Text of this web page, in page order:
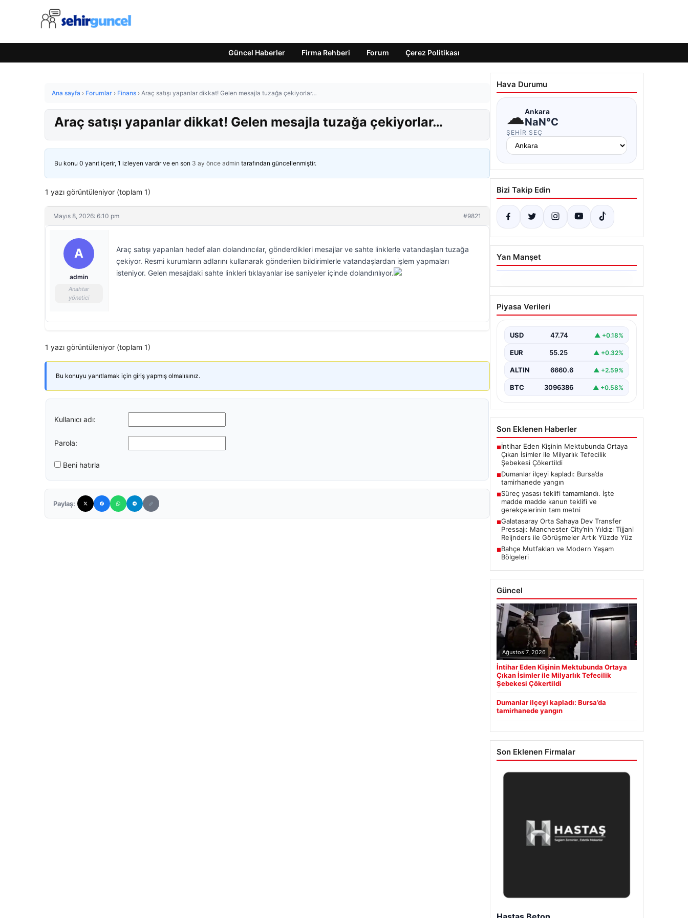
Güncel Haberler Firma Rehberi Forum Çerez Politikası
Ana sayfa › Forumlar › Finans › Araç satışı yapanlar dikkat! Gelen mesajla tuzağa çekiyorlar…
Araç satışı yapanlar dikkat! Gelen mesajla tuzağa çekiyorlar…
Bu konu 0 yanıt içerir, 1 izleyen vardır ve en son 3 ay önce admin tarafından güncellenmiştir.
1 yazı görüntüleniyor (toplam 1)
Mayıs 8, 2026: 6:10 pm #9821
A
admin
Anahtar
yönetici
Araç satışı yapanları hedef alan dolandırıcılar, gönderdikleri mesajlar ve sahte linklerle vatandaşları tuzağa
çekiyor. Resmi kurumların adlarını kullanarak gönderilen bildirimlerle vatandaşlardan işlem yapmaları
isteniyor. Gelen mesajdaki sahte linkleri tıklayanlar ise saniyeler içinde dolandırılıyor.
1 yazı görüntüleniyor (toplam 1)
Bu konuyu yanıtlamak için giriş yapmış olmalısınız.
Kullanıcı adı:
Parola:
Beni hatırla
Paylaş:
Hava Durumu
☁Ankara
NaN°C
ŞEHIR SEÇ
Bizi Takip Edin
Yan Manşet
06.08.2026
Dumanlar ilçeyi kapladı:
Bursa’da tamirhanede
Piyasa Verileri
USD 47.74 ▲ +0.18%
EUR 55.25 ▲ +0.32%
ALTIN 6660.6 ▲ +2.59%
BTC 3096386 ▲ +0.58%
Son Eklenen Haberler
■İntihar Eden Kişinin Mektubunda Ortaya
Çıkan İsimler ile Milyarlık Tefecilik
Şebekesi Çökertildi
■Dumanlar ilçeyi kapladı: Bursa’da
tamirhanede yangın
■Süreç yasası teklifi tamamlandı. İşte
madde madde kanun teklifi ve
gerekçelerinin tam metni
■Galatasaray Orta Sahaya Dev Transfer
Pressajı: Manchester City’nin Yıldızı Tijjani
Reijnders ile Görüşmeler Artık Yüzde Yüz
■Bahçe Mutfakları ve Modern Yaşam
Bölgeleri
Güncel
Ağustos 7, 2026
İntihar Eden Kişinin Mektubunda Ortaya
Çıkan İsimler ile Milyarlık Tefecilik
Şebekesi Çökertildi
Dumanlar ilçeyi kapladı: Bursa’da
tamirhanede yangın
Son Eklenen Firmalar